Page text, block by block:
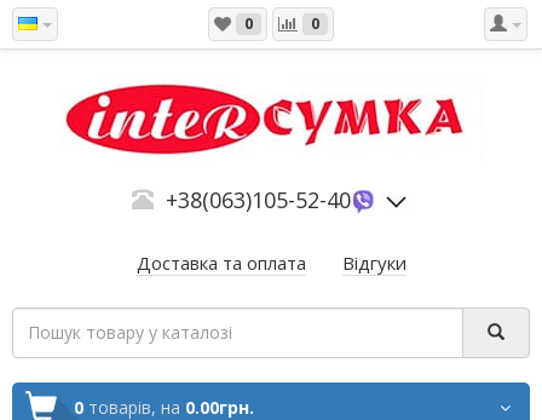
0 0
+38(063)105-52-40
Доставка та оплата Відгуки
0 товарів, на 0.00грн.